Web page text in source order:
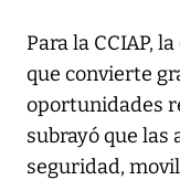
Para la CCIAP,
que convierte
oportunidades
subrayó que
seguridad,